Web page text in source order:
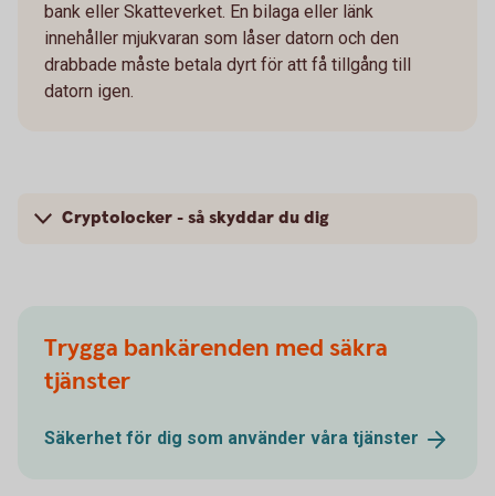
bank eller Skatteverket. En bilaga eller länk
innehåller mjukvaran som låser datorn och den
drabbade måste betala dyrt för att få tillgång till
datorn igen.
Cryptolocker - så skyddar du dig
Trygga bankärenden med säkra
tjänster
Säkerhet för dig som använder våra tjänster